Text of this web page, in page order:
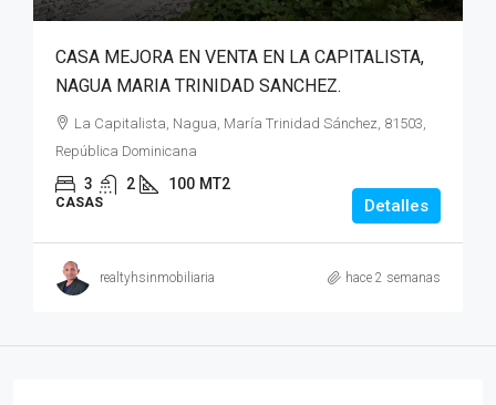
CASA MEJORA EN VENTA EN LA CAPITALISTA,
NAGUA MARIA TRINIDAD SANCHEZ.
La Capitalista, Nagua, María Trinidad Sánchez, 81503,
República Dominicana
3 2 100 MT2
CASAS Detalles
realtyhsinmobiliaria hace 2 semanas